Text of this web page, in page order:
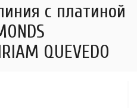
с платиной
QUEVEDO